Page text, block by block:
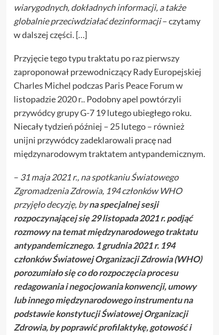
wiarygodnych, dokładnych informacji, a także
globalnie przeciwdziałać dezinformacji– czytamy
w dalszej części. […]
Przyjęcie tego typu traktatu po raz pierwszy
zaproponował przewodniczący Rady Europejskiej
Charles Michel podczas Paris Peace Forum w
listopadzie 2020 r.. Podobny apel powtórzyli
przywódcy grupy G-7 19 lutego ubiegłego roku.
Niecały tydzień później – 25 lutego – również
unijni przywódcy zadeklarowali pracę nad
międzynarodowym traktatem antypandemicznym.
– 31 maja 2021 r., na spotkaniu Światowego
Zgromadzenia Zdrowia, 194 członków WHO
przyjęło decyzję, byna specjalnej sesji
rozpoczynającej się 29 listopada 2021 r. podjąć
rozmowy na temat międzynarodowego traktatu
antypandemicznego. 1 grudnia 2021 r. 194
członków Światowej Organizacji Zdrowia (WHO)
porozumiało się co do rozpoczęcia procesu
redagowania i negocjowania konwencji, umowy
lub innego międzynarodowego instrumentu na
podstawie konstytucji Światowej Organizacji
Zdrowia, by poprawić profilaktykę, gotowość i